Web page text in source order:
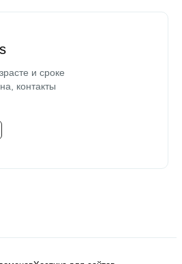
и сроке
контакты